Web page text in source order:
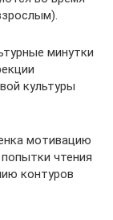
минутки
культуры
мотивацию
чтения
контуров